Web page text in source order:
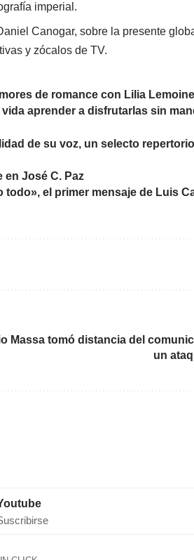
imperial.
Canogar, sobre la presente
y zócalos de TV.
de romance con Lilia Lemoine
aprender a disfrutarlas sin
de su voz, un selecto repertorio
en José C. Paz
todo», el primer mensaje de Luis
Massa tomó distancia del
un